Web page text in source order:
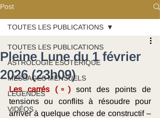
Post
TOUTES LES PUBLICATIONS
ASTROLOGIE ÉSOTÉRIQUE
MESSAGES MENSUELS
LÉGENDES
VIDÉOS
TOUTES LES PUBLICATIONS
Pleine Lune du 1 février
2026 (23h09)
Les carrés (▫)
sont des points de
tensions ou conflits à résoudre pour
arriver à quelque chose de constructif –